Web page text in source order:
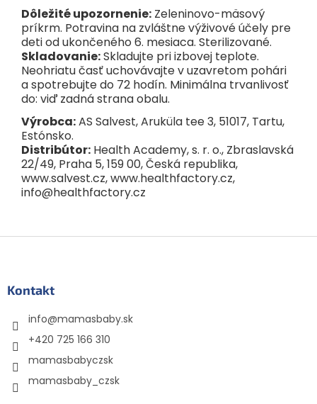
Dôležité upozornenie: Zeleninovo-mäsový
príkrm. Potravina na zvláštne výživové účely pre
deti od ukončeného 6. mesiaca. Sterilizované.
Skladovanie:Skladujte pri izbovej teplote.
Neohriatu časť uchovávajte v uzavretom pohári
a spotrebujte do 72 hodín. Minimálna trvanlivosť
do: viď zadná strana obalu.
Výrobca:AS Salvest, Aruküla tee 3, 51017, Tartu,
Estónsko.
Distribútor: Health Academy, s. r. o., Zbraslavská
22/49, Praha 5, 159 00, Česká republika,
www.salvest.cz, www.healthfactory.cz,
info@healthfactory.cz
Kontakt
info@mamasbaby.sk
+420 725 166 310
mamasbabyczsk
mamasbaby_czsk